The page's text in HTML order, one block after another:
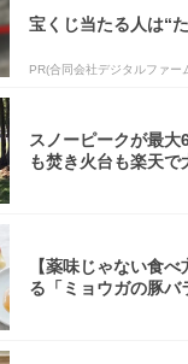
宝くじ当たる人は“
PR(合同会社デジタルファー
スノーピークが最大
も焚き火台も楽天で
【薬味じゃない食
る「ミョウガの豚バ